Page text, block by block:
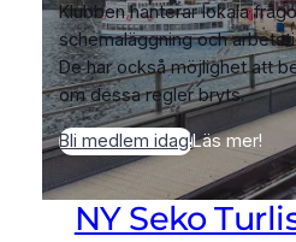
Klubben hanterar lokala
schemaläggning och
De har också möjlighet att
om dessa regler bryts.
Bli medlem idag!Läs mer!
NY Seko